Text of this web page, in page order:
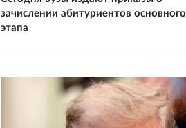
зачислении абитуриентов основного
этапа